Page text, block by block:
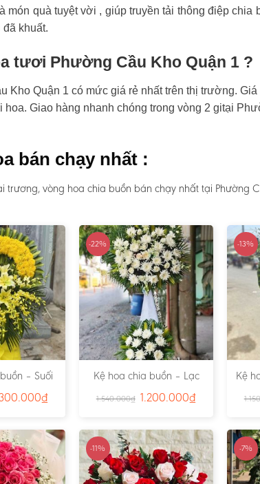
món quà tuyệt vời , giúp truyền tải thông điệp chia
khuất.
tươi Phường Cầu Kho Quận 1 ?
Kho Quận 1 có mức giá rẻ nhất trên thị trường.
Giao hàng nhanh chóng trong vòng 2 gitại
bán chạy nhất :
vòng hoa chia buồn bán chạy nhất tại Phường
– Suối
₫
-22%
Kệ hoa chia buồn – Lạc
1.540.000₫ 1.200.000₫
-13%
Kệ
-11% -7%